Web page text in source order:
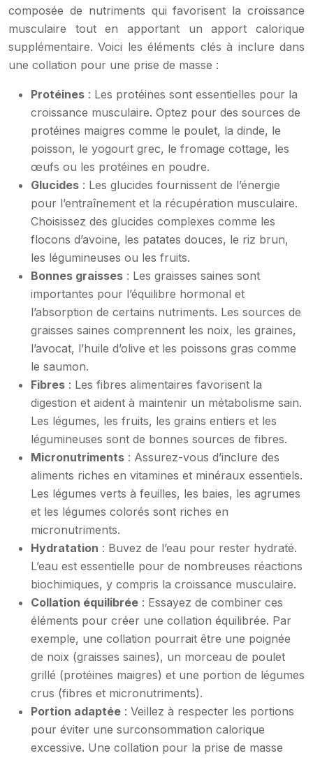
composée de nutriments qui favorisent la croissance
musculaire tout en apportant un apport calorique
supplémentaire. Voici les éléments clés à inclure dans
une collation pour une prise de masse :
Protéines : Les protéines sont essentielles pour la
croissance musculaire. Optez pour des sources de
protéines maigres comme le poulet, la dinde, le
poisson, le yogourt grec, le fromage cottage, les
œufs ou les protéines en poudre.
Glucides : Les glucides fournissent de l’énergie
pour l’entraînement et la récupération musculaire.
Choisissez des glucides complexes comme les
flocons d’avoine, les patates douces, le riz brun,
les légumineuses ou les fruits.
Bonnes graisses : Les graisses saines sont
importantes pour l’équilibre hormonal et
l’absorption de certains nutriments. Les sources de
graisses saines comprennent les noix, les graines,
l’avocat, l’huile d’olive et les poissons gras comme
le saumon.
Fibres : Les fibres alimentaires favorisent la
digestion et aident à maintenir un métabolisme sain.
Les légumes, les fruits, les grains entiers et les
légumineuses sont de bonnes sources de fibres.
Micronutriments : Assurez-vous d’inclure des
aliments riches en vitamines et minéraux essentiels.
Les légumes verts à feuilles, les baies, les agrumes
et les légumes colorés sont riches en
micronutriments.
Hydratation : Buvez de l’eau pour rester hydraté.
L’eau est essentielle pour de nombreuses réactions
biochimiques, y compris la croissance musculaire.
Collation équilibrée : Essayez de combiner ces
éléments pour créer une collation équilibrée. Par
exemple, une collation pourrait être une poignée
de noix (graisses saines), un morceau de poulet
grillé (protéines maigres) et une portion de légumes
crus (fibres et micronutriments).
Portion adaptée : Veillez à respecter les portions
pour éviter une surconsommation calorique
excessive. Une collation pour la prise de masse